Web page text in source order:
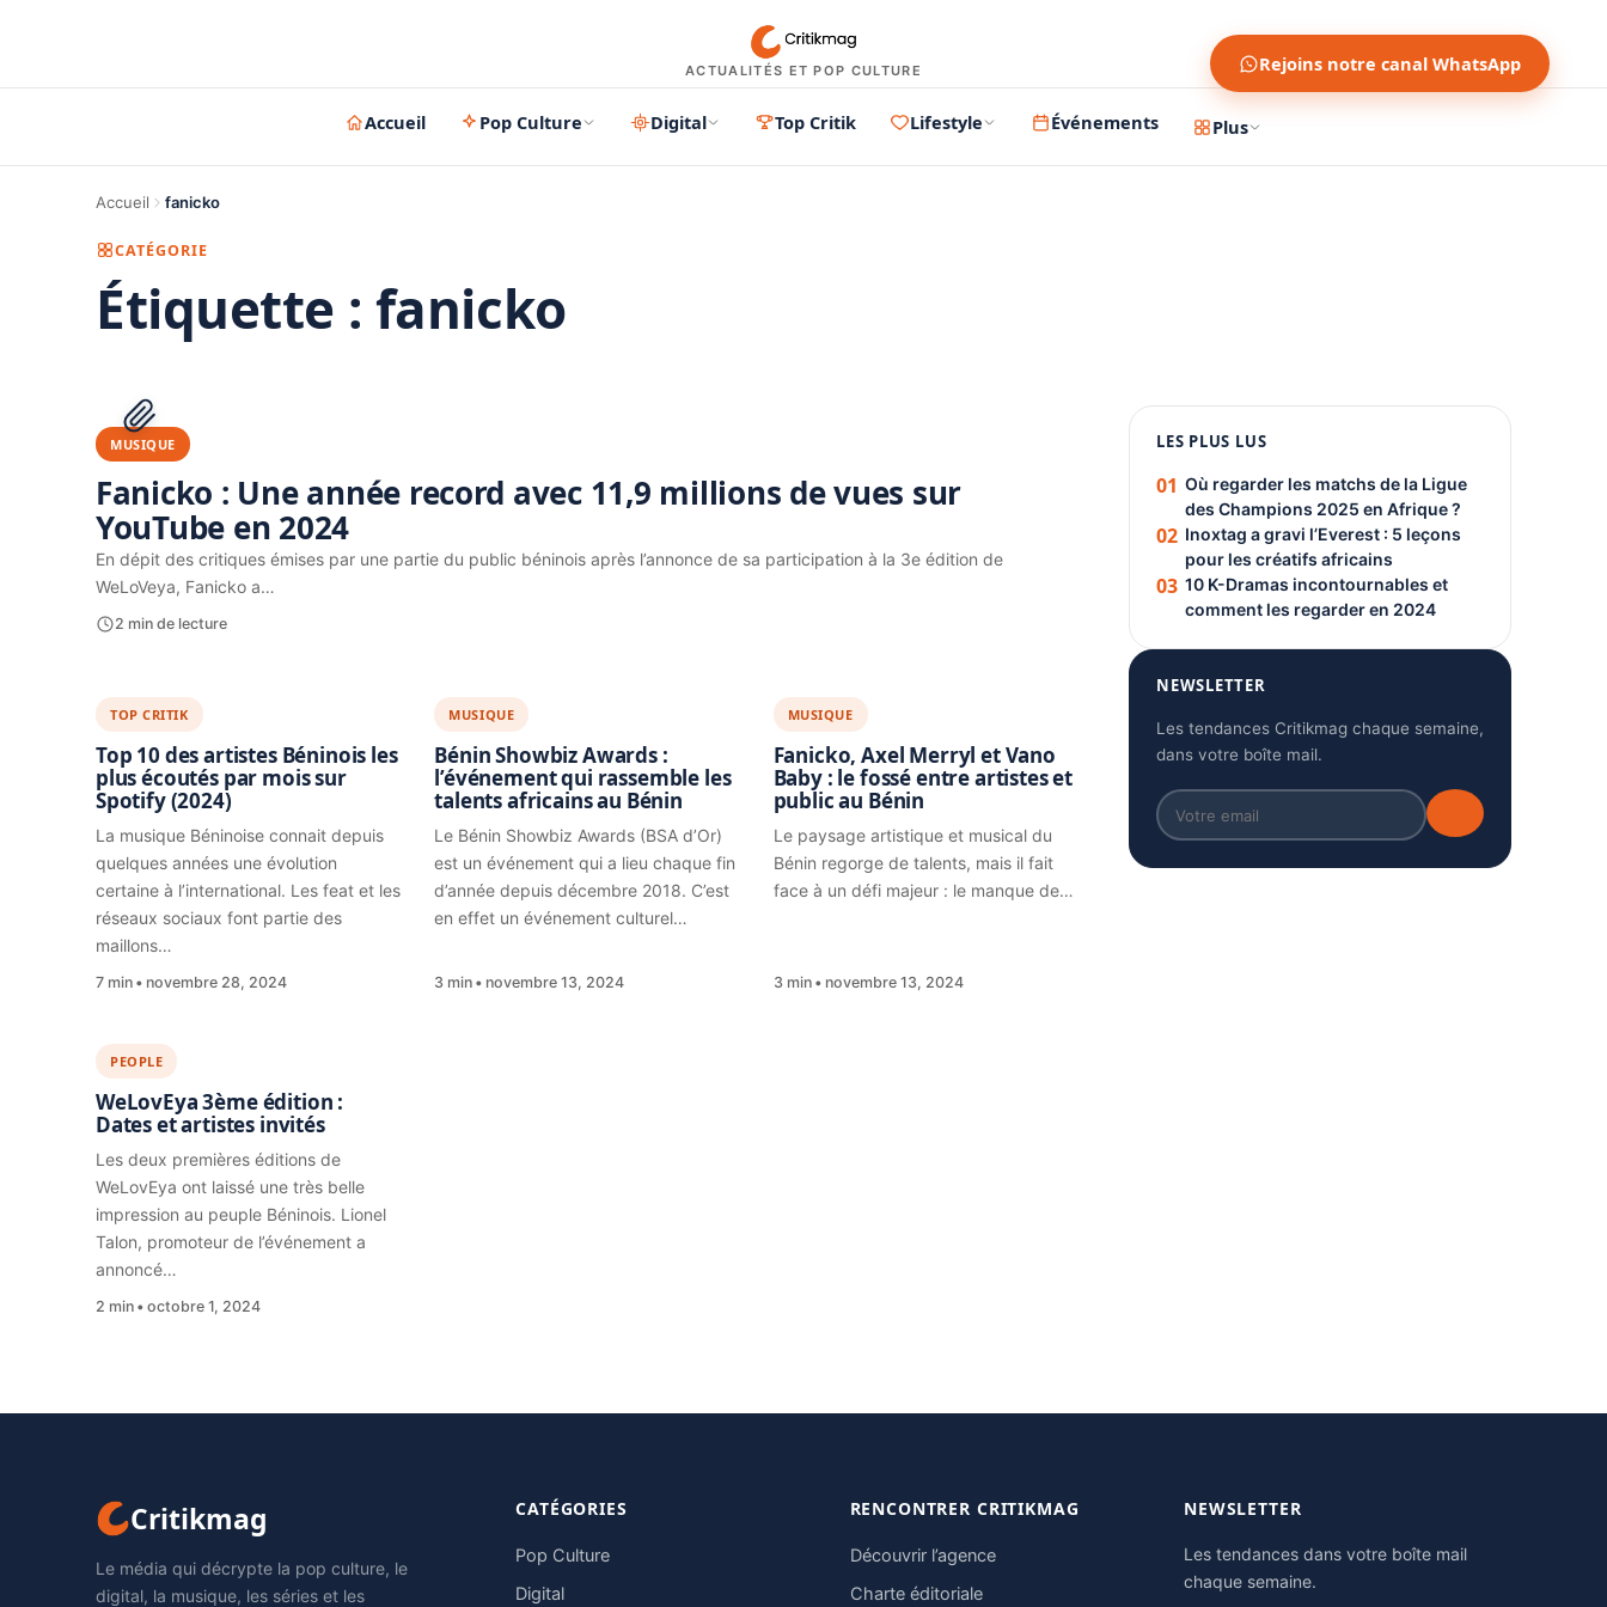
ACTUALITÉS ET POP CULTURE Rejoins notre canal WhatsApp
Accueil Pop Culture Digital Top Critik Lifestyle Événements Plus
Accueil fanicko
CATÉGORIE
Étiquette : fanicko
MUSIQUE
Fanicko : Une année record avec 11,9 millions de vues sur
YouTube en 2024
En dépit des critiques émises par une partie du public béninois après l’annonce de sa participation à la 3e édition de
WeLoVeya, Fanicko a…
2 min de lecture
TOP CRITIK
Top 10 des artistes Béninois les
plus écoutés par mois sur
Spotify (2024)
La musique Béninoise connait depuis
quelques années une évolution
certaine à l’international. Les feat et les
réseaux sociaux font partie des
maillons…
7 min novembre 28, 2024
MUSIQUE
Bénin Showbiz Awards :
l’événement qui rassemble les
talents africains au Bénin
Le Bénin Showbiz Awards (BSA d’Or)
est un événement qui a lieu chaque fin
d’année depuis décembre 2018. C’est
en effet un événement culturel…
3 min novembre 13, 2024
MUSIQUE
Fanicko, Axel Merryl et Vano
Baby : le fossé entre artistes et
public au Bénin
Le paysage artistique et musical du
Bénin regorge de talents, mais il fait
face à un défi majeur : le manque de…
3 min novembre 13, 2024
PEOPLE
WeLovEya 3ème édition :
Dates et artistes invités
Les deux premières éditions de
WeLovEya ont laissé une très belle
impression au peuple Béninois. Lionel
Talon, promoteur de l’événement a
annoncé…
2 min octobre 1, 2024
PUBLICITÉ
LES PLUS LUS
01 Où regarder les matchs de la Ligue
des Champions 2025 en Afrique ?
02 Inoxtag a gravi l’Everest : 5 leçons
pour les créatifs africains
03 10 K-Dramas incontournables et
comment les regarder en 2024
NEWSLETTER
Les tendances Critikmag chaque semaine,
dans votre boîte mail.
Critikmag
Le média qui décrypte la pop culture, le
digital, la musique, les séries et les
CATÉGORIES
Pop Culture
Digital
RENCONTRER CRITIKMAG
Découvrir l’agence
Charte éditoriale
NEWSLETTER
Les tendances dans votre boîte mail
chaque semaine.